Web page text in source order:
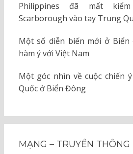
Philippines đã mất
Scarborough vào tay Trung
Một số diễn biến mới ở
hàm ý với Việt Nam
Một góc nhìn về cuộc chiến
Quốc ở Biển Đông
MẠNG – TRUYỀN THÔNG